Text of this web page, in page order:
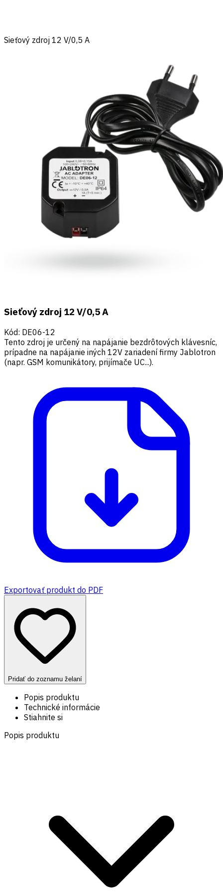
Sieťový zdroj 12 V/0,5 A
Sieťový zdroj 12 V/0,5 A
Kód: DE06-12
Tento zdroj je určený na napájanie bezdrôtových klávesníc,
prípadne na napájanie iných 12V zariadení firmy Jablotron
(napr. GSM komunikátory, prijímače UC...).
Exportovať produkt do PDF
Pridať do zoznamu želaní
Popis produktu
Technické informácie
Stiahnite si
Popis produktu